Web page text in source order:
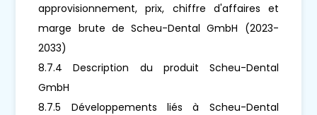
approvisionnement, prix, chiffre d'affaires et
marge brute de Scheu-Dental GmbH (2023-
2033)
8.7.4 Description du produit Scheu-Dental
GmbH
8.7.5 Développements liés à Scheu-Dental